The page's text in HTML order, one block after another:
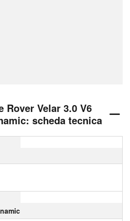
Rover Velar 3.0 V6
scheda tecnica